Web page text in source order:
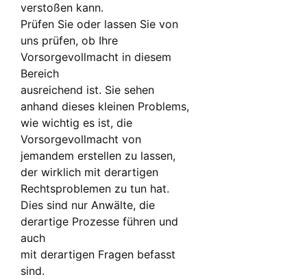
verstoßen kann.
Prüfen Sie oder lassen Sie von
uns prüfen, ob Ihre
Vorsorgevollmacht in diesem
Bereich
ausreichend ist. Sie sehen
anhand dieses kleinen Problems,
wie wichtig es ist, die
Vorsorgevollmacht von
jemandem erstellen zu lassen,
der wirklich mit derartigen
Rechtsproblemen zu tun hat.
Dies sind nur Anwälte, die
derartige Prozesse führen und
auch
mit derartigen Fragen befasst
sind.